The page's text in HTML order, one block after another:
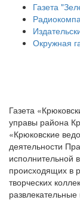
Газета
Окружная
Газета
управы района
«Крюковские
деятельности
исполнительной
происходящих в
творческих